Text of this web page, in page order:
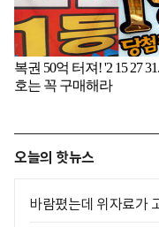
오늘의 핫뉴스
바람폈는데 위자료가